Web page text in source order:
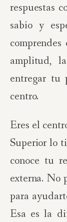
respuestas
sabio y
amplitud,
entregar tu
centro.
Eres el
Superior lo
conoce tu
externa. No
para
Esa es la